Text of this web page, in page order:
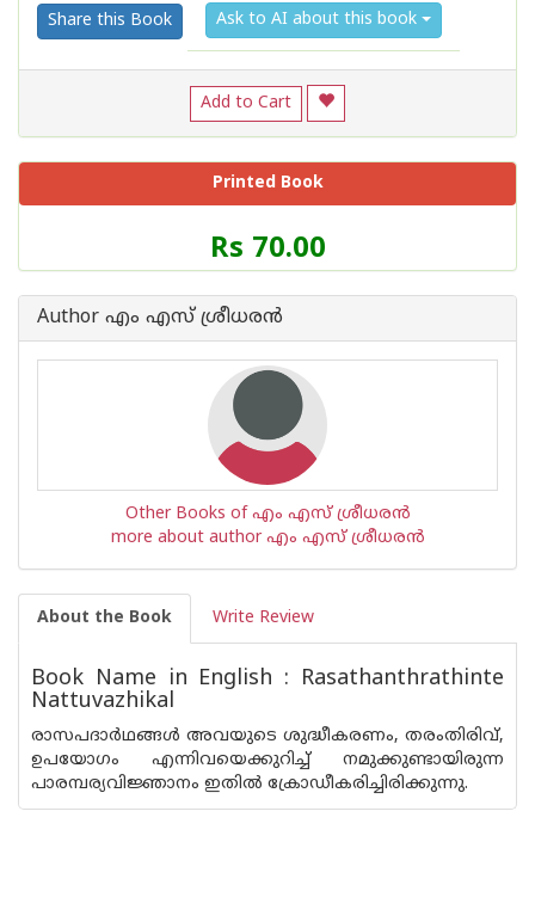
Share this Book Ask to AI about this book
Add to Cart
Printed Book
Price
of
Book
Rs 70.00
Author എം എസ് ശ്രീധരൻ
Other Books of എം എസ് ശ്രീധരൻ
more about author എം എസ് ശ്രീധരൻ
About the Book Write Review
Book Name in English : Rasathanthrathinte
Nattuvazhikal
രാസപദാര്‍ഥങ്ങള്‍ അവയുടെ ശുദ്ധീകരണം, തരംതിരിവ്,
ഉപയോഗം എന്നിവയെക്കുറിച്ച് നമുക്കുണ്ടായിരുന്ന
പാരമ്പര്യവിജ്ഞാനം ഇതില്‍ ക്രോഡീകരിച്ചിരിക്കുന്നു.